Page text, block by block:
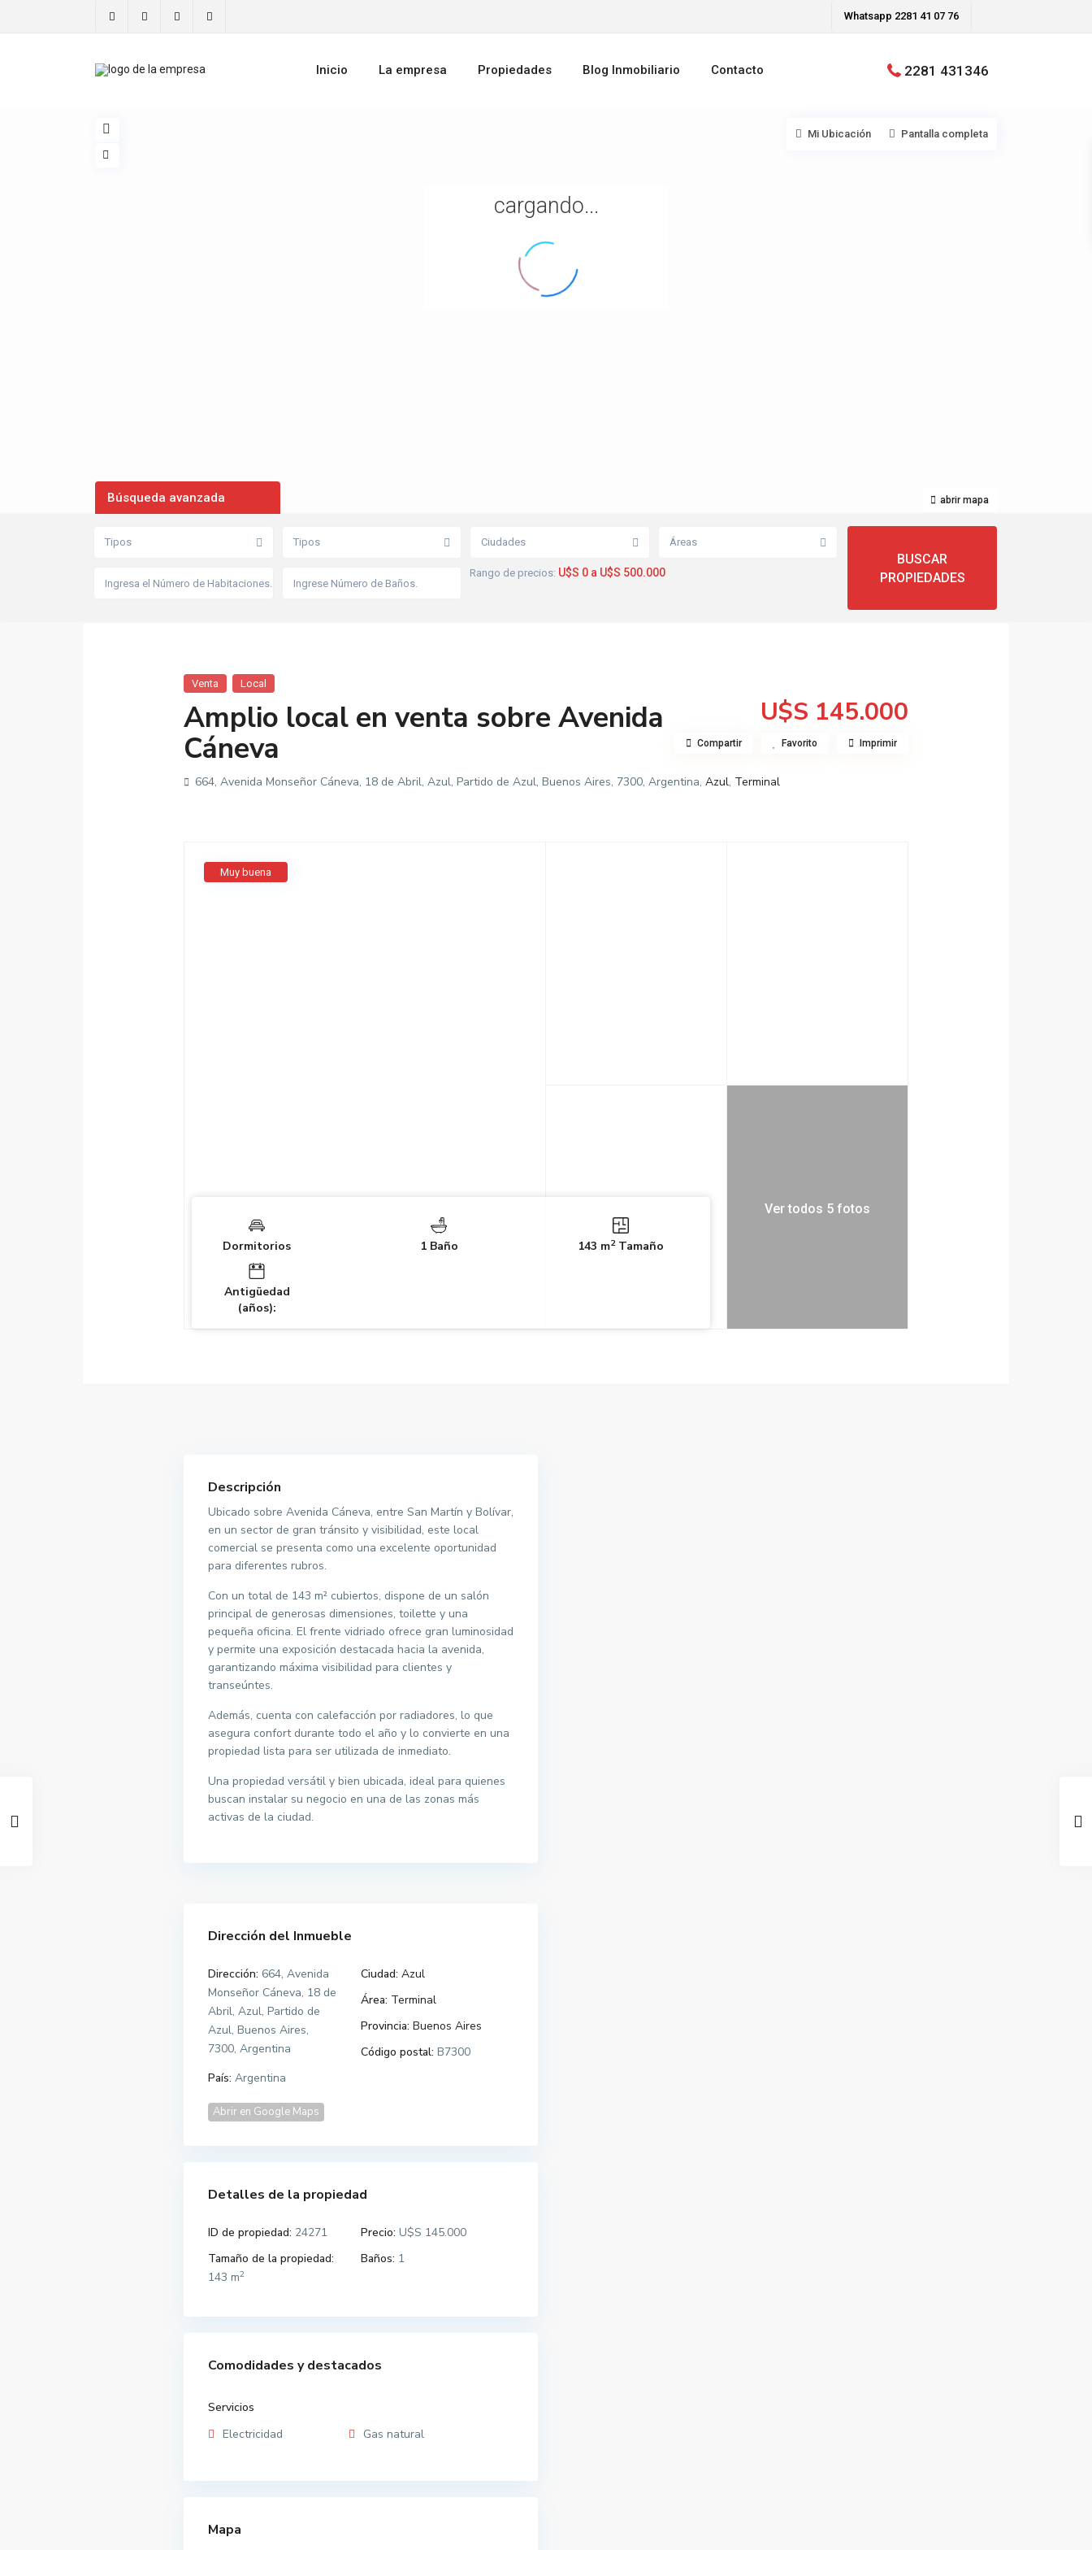
Whatsapp 2281 41 07 76
Inicio La empresa Propiedades Blog Inmobiliario Contacto 2281 431346
cargando...
abrir mapa
Mi Ubicación Pantalla completa
Búsqueda avanzada
Tipos Tipos Ciudades Áreas
Rango de precios: U$S 0 a U$S 500.000
Venta Local
Amplio local en venta sobre Avenida
Cáneva
U$S 145.000
664, Avenida Monseñor Cáneva, 18 de Abril, Azul, Partido de Azul, Buenos Aires, 7300, Argentina, Azul, Terminal
Compartir Favorito Imprimir
Muy buena
Ver todos 5 fotos
Dormitorios 1 Baño 143 m2Tamaño
Antigüedad
(años):
Descripción
Ubicado sobre Avenida Cáneva, entre San Martín y Bolívar,
en un sector de gran tránsito y visibilidad, este local
comercial se presenta como una excelente oportunidad
para diferentes rubros.
Con un total de 143 m² cubiertos, dispone de un salón
principal de generosas dimensiones, toilette y una
pequeña oficina. El frente vidriado ofrece gran luminosidad
y permite una exposición destacada hacia la avenida,
garantizando máxima visibilidad para clientes y
transeúntes.
Además, cuenta con calefacción por radiadores, lo que
asegura confort durante todo el año y lo convierte en una
propiedad lista para ser utilizada de inmediato.
Una propiedad versátil y bien ubicada, ideal para quienes
buscan instalar su negocio en una de las zonas más
activas de la ciudad.
Dirección del Inmueble
Dirección: 664, Avenida
Monseñor Cáneva, 18 de
Abril, Azul, Partido de
Azul, Buenos Aires,
7300, Argentina
Ciudad: Azul
Área: Terminal
Provincia: Buenos Aires
Código postal: B7300
País: Argentina
Abrir en Google Maps
Detalles de la propiedad
ID de propiedad: 24271 Precio: U$S 145.000
Tamaño de la propiedad:
143 m2
Baños: 1
Comodidades y destacados
Servicios
Electricidad
Gas natural
Mapa